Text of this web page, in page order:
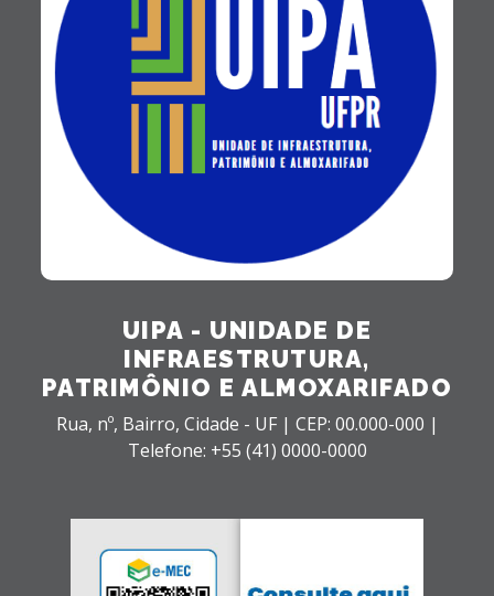
UIPA - UNIDADE DE
INFRAESTRUTURA,
PATRIMÔNIO E ALMOXARIFADO
Rua, nº, Bairro, Cidade - UF | CEP: 00.000-000 |
Telefone: +55 (41) 0000-0000